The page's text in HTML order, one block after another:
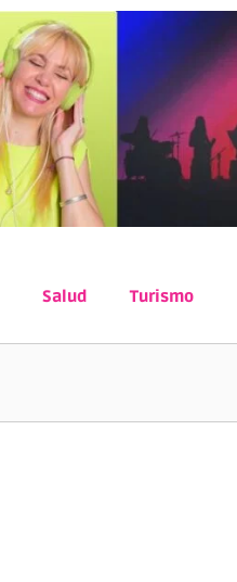
Salud Turismo